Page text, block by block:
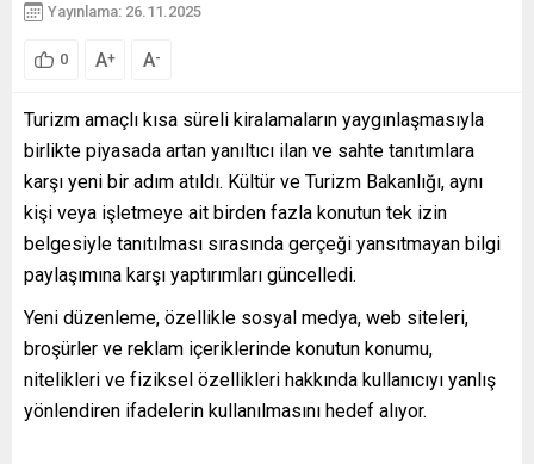
Yayınlama: 26.11.2025
0 A+ A-
Turizm amaçlı kısa süreli kiralamaların yaygınlaşmasıyla
birlikte piyasada artan yanıltıcı ilan ve sahte tanıtımlara
karşı yeni bir adım atıldı. Kültür ve Turizm Bakanlığı, aynı
kişi veya işletmeye ait birden fazla konutun tek izin
belgesiyle tanıtılması sırasında gerçeği yansıtmayan bilgi
paylaşımına karşı yaptırımları güncelledi.
Yeni düzenleme, özellikle sosyal medya, web siteleri,
broşürler ve reklam içeriklerinde konutun konumu,
nitelikleri ve fiziksel özellikleri hakkında kullanıcıyı yanlış
yönlendiren ifadelerin kullanılmasını hedef alıyor.